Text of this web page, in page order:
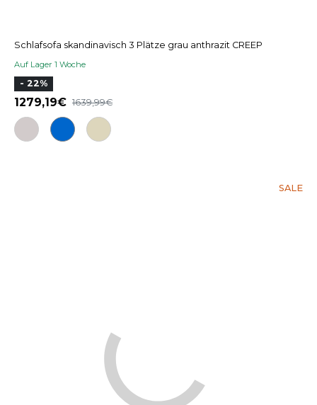
Schlafsofa skandinavisch 3 Plätze grau anthrazit CREEP
Auf Lager 1 Woche
- 22%
1279,19 1639,99
SALE